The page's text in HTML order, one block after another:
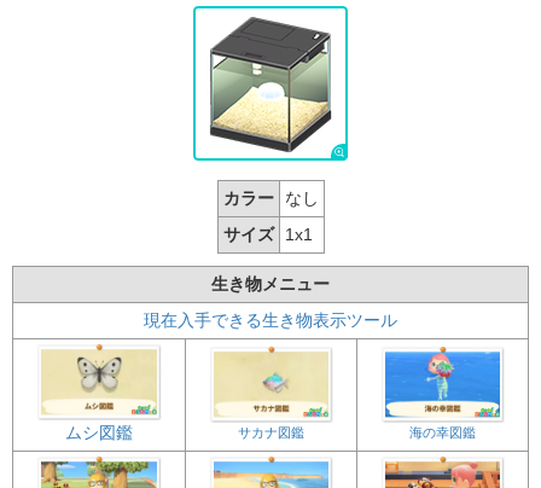
カラー
なし
サイズ
1x1
生き物メニュー
現在入手できる生き物表示ツール
ムシ図鑑 サカナ図鑑 海の幸図鑑